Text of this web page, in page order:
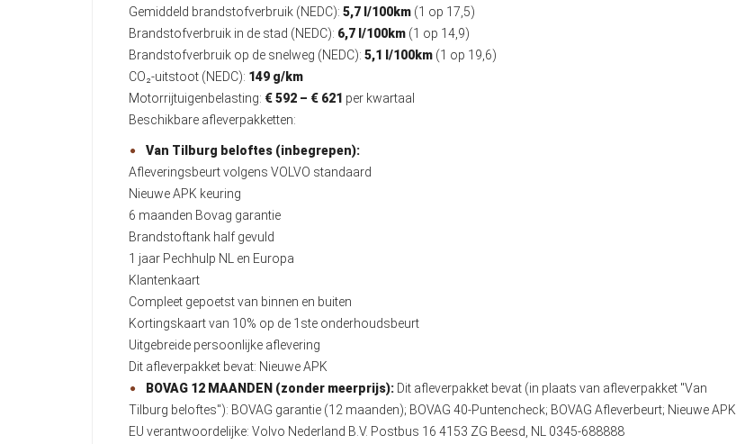
Gemiddeld brandstofverbruik (NEDC): 5,7 l/100km (1 op 17,5)
Brandstofverbruik in de stad (NEDC): 6,7 l/100km (1 op 14,9)
Brandstofverbruik op de snelweg (NEDC): 5,1 l/100km (1 op 19,6)
CO₂-uitstoot (NEDC): 149 g/km
Motorrijtuigenbelasting: € 592 – € 621 per kwartaal
Beschikbare afleverpakketten:
Van Tilburg beloftes (inbegrepen):
Afleveringsbeurt volgens VOLVO standaard
Nieuwe APK keuring
6 maanden Bovag garantie
Brandstoftank half gevuld
1 jaar Pechhulp NL en Europa
Klantenkaart
Compleet gepoetst van binnen en buiten
Kortingskaart van 10% op de 1ste onderhoudsbeurt
Uitgebreide persoonlijke aflevering
Dit afleverpakket bevat: Nieuwe APK
BOVAG 12 MAANDEN (zonder meerprijs): Dit afleverpakket bevat (in plaats van afleverpakket "Van
Tilburg beloftes"): BOVAG garantie (12 maanden); BOVAG 40-Puntencheck; BOVAG Afleverbeurt; Nieuwe APK
EU verantwoordelijke: Volvo Nederland B.V. Postbus 16 4153 ZG Beesd, NL 0345-688888